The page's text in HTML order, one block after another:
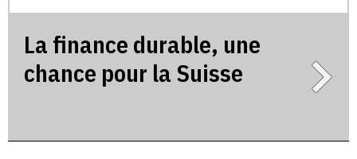
La finance durable, une
chance pour la Suisse